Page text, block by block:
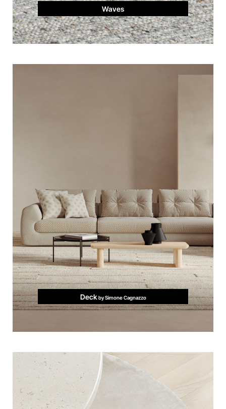
Waves
Deckby Simone Cagnazzo